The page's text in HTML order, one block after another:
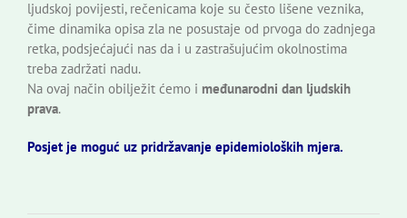
ljudskoj povijesti, rečenicama koje su često lišene veznika,
čime dinamika opisa zla ne posustaje od prvoga do zadnjega
retka, podsjećajući nas da i u zastrašujućim okolnostima
treba zadržati nadu.
Na ovaj način obilježit ćemo i međunarodni dan ljudskih
prava.
Posjet je moguć uz pridržavanje epidemioloških mjera.